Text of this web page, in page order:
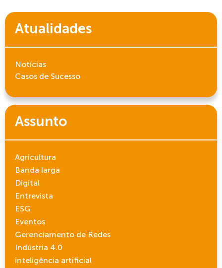
Atualidades
Notícias
Casos de Sucesso
Assunto
Agricultura
Banda larga
Digital
Entrevista
ESG
Eventos
Gerenciamento de Redes
Indústria 4.0
inteligência artificial